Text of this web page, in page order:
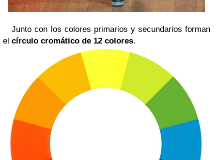
Junto con los colores primarios y secundarios forman
el círculo cromático de 12 colores.